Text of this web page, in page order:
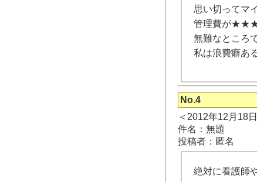
思い切ってマ
管理費が
無難なところ
私は浪費癖あ
No.4
＜2012年12月18
件名：無題
投稿者：匿名
絶対に看護師